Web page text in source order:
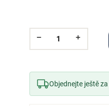
Objednejte ještě za